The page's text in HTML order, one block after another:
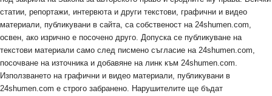
статии, репортажи, интервюта и други текстови, графични и видео
материали, публикувани в сайта, са собственост на 24shumen.com,
освен, ако изрично е посочено друго. Допуска се публикуване на
текстови материали само след писмено съгласие на 24shumen.com,
посочване на източника и добавяне на линк към 24shumen.com.
Използването на графични и видео материали, публикувани в
24shumen.com е строго забранено. Нарушителите ще бъдат